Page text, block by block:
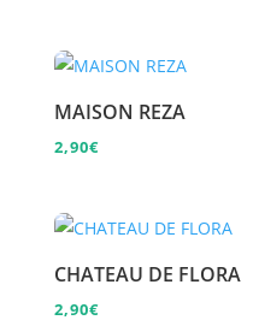
MAISON REZA
2,90€
CHATEAU DE FLORA
2,90€